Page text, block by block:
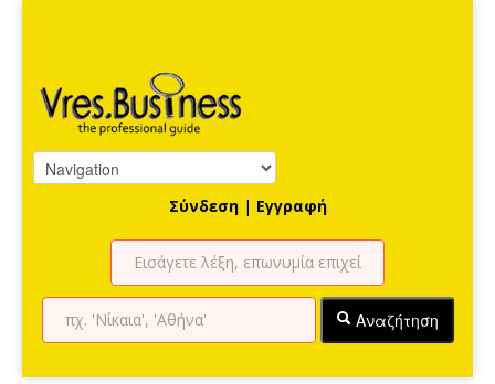
Σύνδεση | Εγγραφή
Αναζήτηση